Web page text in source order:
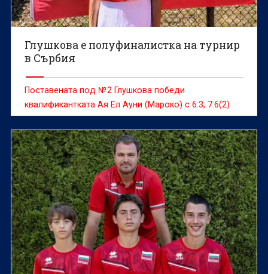
Глушкова е полуфиналистка на турнир
в Сърбия
Поставената под №2 Глушкова победи
квалификантката Ая Ел Ауни (Мароко) с 6:3, 7:6(2)